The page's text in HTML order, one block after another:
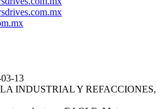
13
INDUSTRIAL Y REFACCIONES,